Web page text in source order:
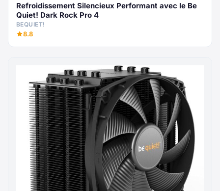
Refroidissement Silencieux Performant avec le Be
Quiet! Dark Rock Pro 4
BEQUIET!
8.8